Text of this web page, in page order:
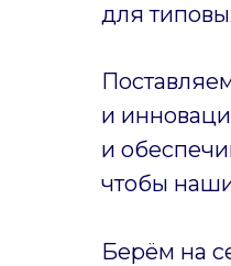
для
Берём на
и
и
чтобы